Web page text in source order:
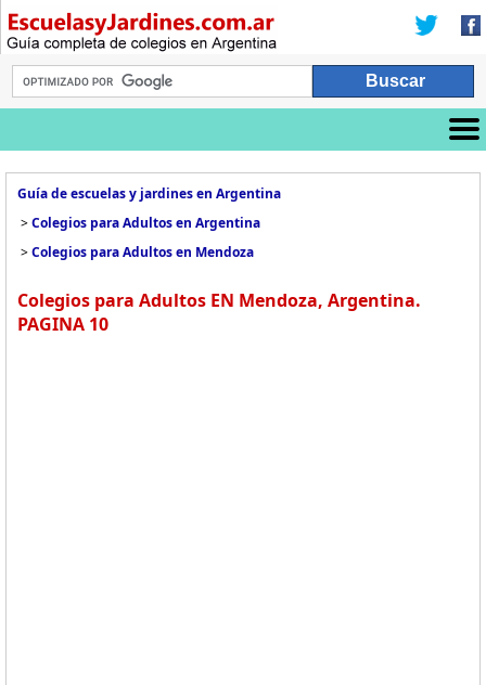
Guía de escuelas y jardines en Argentina
>Colegios para Adultos en Argentina
>Colegios para Adultos en Mendoza
Colegios para Adultos EN Mendoza, Argentina.
PAGINA 10